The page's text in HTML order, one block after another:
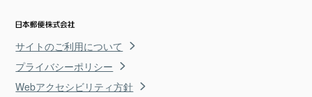
サイトのご利用について
プライバシーポリシー
Webアクセシビリティ方針